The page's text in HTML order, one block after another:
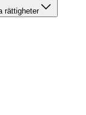
rättigheter